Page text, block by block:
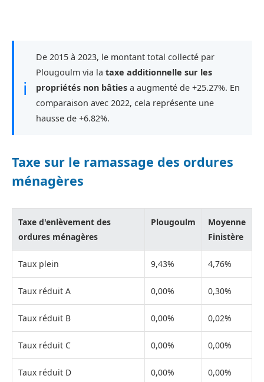
ℹ
De 2015 à 2023, le montant total collecté par
Plougoulm via la taxe additionnelle sur les
propriétés non bâties a augmenté de +25.27%. En
comparaison avec 2022, cela représente une
hausse de +6.82%.
Taxe sur le ramassage des ordures
ménagères
Taxe d'enlèvement des
ordures ménagères
Plougoulm
Moyenne
Finistère
Taux plein 9,43% 4,76%
Taux réduit A 0,00% 0,30%
Taux réduit B 0,00% 0,02%
Taux réduit C 0,00% 0,00%
Taux réduit D 0,00% 0,00%